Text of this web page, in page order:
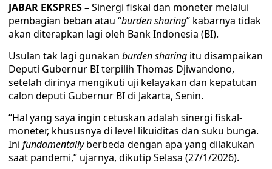
JABAR EKSPRES –Sinergi fiskal dan moneter melalui
pembagian beban atau “burden sharing” kabarnya tidak
akan diterapkan lagi oleh Bank Indonesia (BI).
Usulan tak lagi gunakan burden sharing itu disampaikan
Deputi Gubernur BI terpilih Thomas Djiwandono,
setelah dirinya mengikuti uji kelayakan dan kepatutan
calon deputi Gubernur BI di Jakarta, Senin.
“Hal yang saya ingin cetuskan adalah sinergi fiskal-
moneter, khususnya di level likuiditas dan suku bunga.
Ini fundamentallyberbeda dengan apa yang dilakukan
saat pandemi,” ujarnya, dikutip Selasa (27/1/2026).